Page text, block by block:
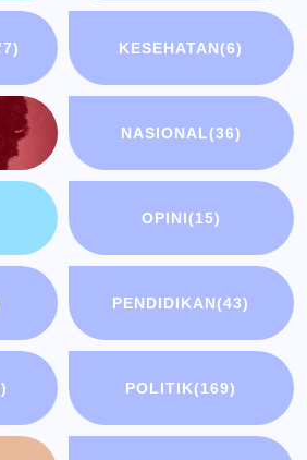
KESEHATAN(6)
NASIONAL(36)
OPINI(15)
PENDIDIKAN(43)
POLITIK(169)